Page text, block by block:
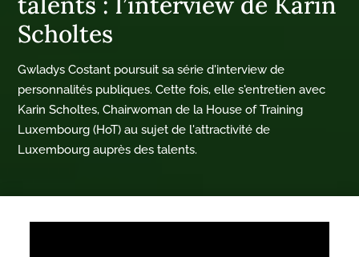
Scholtes
Gwladys Costant poursuit sa série d'interview de
personnalités publiques. Cette fois, elle s'entretien avec
Karin Scholtes, Chairwoman de la House of Training
Luxembourg (HoT) au sujet de l'attractivité de
Luxembourg auprès des talents.